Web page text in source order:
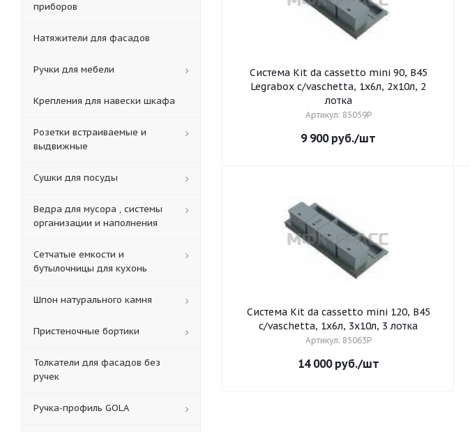
Система Kit da cassetto mini 90, B45
Legrabox c/vaschetta, 1х6л, 2х10л, 2
лотка
Артикул: 85059P
9 900руб./шт
Система Kit da cassetto mini 120, B45
c/vaschetta, 1х6л, 3х10л, 3 лотка
Артикул: 85063P
14 000руб./шт
приборов
Натяжители для фасадов
Ручки для мебели
Крепления для навески шкафа
Розетки встраиваемые и
выдвижные
Сушки для посуды
Ведра для мусора , системы
организации и наполнения
Сетчатые емкости и
бутылочницы для кухонь
Шпон натурального камня
Пристеночные бортики
Толкатели для фасадов без
ручек
Ручка-профиль GOLA